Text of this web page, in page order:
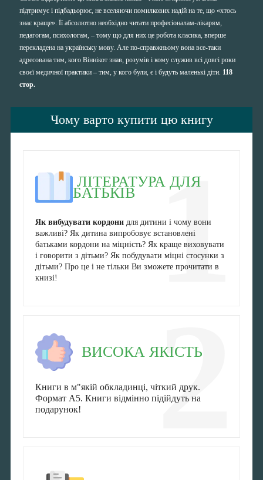
підтримує і підбадьорює, не вселяючи помилкових надій на те, що «хтось
знає краще». Її абсолютно необхідно читати професіоналам-лікарям,
педагогам, психологам, – тому що для них це робота класика, вперше
перекладена на українську мову. Але по-справжньому вона все-таки
адресована тим, кого Віннікот знав, розумів і кому служив всі довгі роки
своєї медичної практики – тим, у кого були, є і будуть маленькі діти. 118
стор.
Чому варто купити цю книгу
1
ЛІТЕРАТУРА ДЛЯ
БАТЬКІВ
Як вибудувати кордонидля дитини і чому вони
важливі? Як дитина випробовує встановлені
батьками кордони на міцність? Як краще виховувати
і говорити з дітьми? Як побудувати міцні стосунки з
дітьми? Про це і не тільки Ви зможете прочитати в
книзі!
2
ВИСОКА ЯКІСТЬ
Книги в м"якій обкладинці, чіткий друк.
Формат А5. Книги відмінно підійдуть на
подарунок!